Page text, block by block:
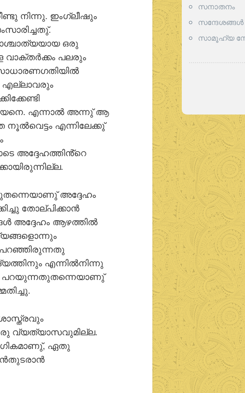
നിന്നു. ഇംഗ്ലീഷും
ഒരു
വാക്തര്‍ക്കം പലരും
എന്നാല്‍ അന്നു് ആ
എന്നിലേക്കു്
അദ്ദേഹത്തിൻ്റെ
അദ്ദേഹം
തോല്പിക്കാന്‍
അദ്ദേഹം ആഴത്തില്‍
എന്നില്‍നിന്നു
പറയുന്നതുതന്നെയാണു്
വ്യത്യാസവുമില്ല.
ഏതു
സനാതനം
സന്ദേശങ്ങൾ
സാമൂഹ്യ